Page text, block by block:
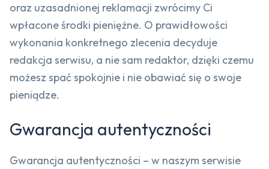
oraz uzasadnionej reklamacji zwrócimy Ci
wpłacone środki pieniężne. O prawidłowości
wykonania konkretnego zlecenia decyduje
redakcja serwisu, a nie sam redaktor, dzięki czemu
możesz spać spokojnie i nie obawiać się o swoje
pieniądze.
Gwarancja autentyczności
Gwarancja autentyczności – w naszym serwisie